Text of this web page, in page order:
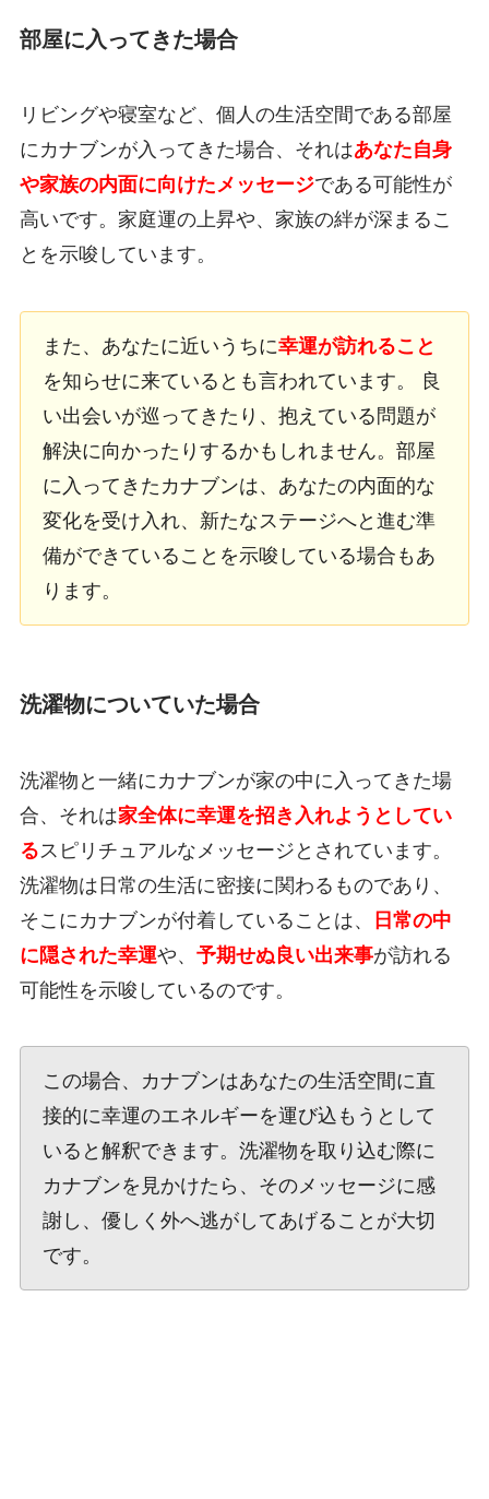
部屋に入ってきた場合
リビングや寝室など、個人の生活空間である部屋
にカナブンが入ってきた場合、それはあなた自身
や家族の内面に向けたメッセージである可能性が
高いです。家庭運の上昇や、家族の絆が深まるこ
とを示唆しています。
また、あなたに近いうちに幸運が訪れること
を知らせに来ているとも言われています。 良
い出会いが巡ってきたり、抱えている問題が
解決に向かったりするかもしれません。部屋
に入ってきたカナブンは、あなたの内面的な
変化を受け入れ、新たなステージへと進む準
備ができていることを示唆している場合もあ
ります。
洗濯物についていた場合
洗濯物と一緒にカナブンが家の中に入ってきた場
合、それは家全体に幸運を招き入れようとしてい
る スピリチュアルなメッセージとされています。
洗濯物は日常の生活に密接に関わるものであり、
そこにカナブンが付着していることは、
日常の中
に隠された幸運や、 予期せぬ良い出来事が訪れる
可能性を示唆しているのです。
この場合、カナブンはあなたの生活空間に直
接的に幸運のエネルギーを運び込もうとして
いると解釈できます。洗濯物を取り込む際に
カナブンを見かけたら、そのメッセージに感
謝し、優しく外へ逃がしてあげることが大切
です。